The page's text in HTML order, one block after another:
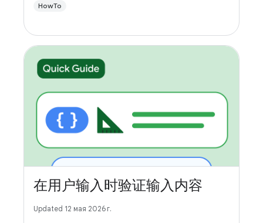
HowTo
在用户输入时验证输入内容
Updated 12 мая 2026 г.